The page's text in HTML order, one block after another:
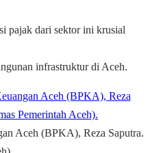
pajak dari sektor ini krusial
infrastruktur di Aceh.
Aceh (BPKA), Reza Saputra.